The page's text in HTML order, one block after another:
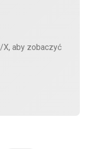
aby zobaczyć